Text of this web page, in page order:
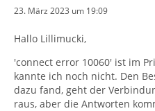
23. März 2023 um 19:09
Hallo Lillimucki,
'connect error 10060' ist im
kannte ich noch nicht. Den
dazu fand, geht der
raus, aber die Antworten